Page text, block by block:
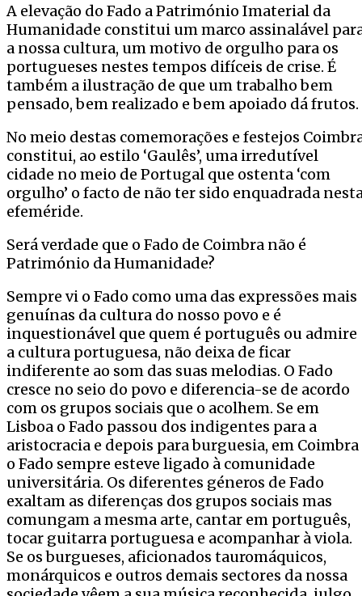
A elevação do Fado a Património Imaterial da
Humanidade constitui um marco assinalável
a nossa cultura, um motivo de orgulho para os
portugueses nestes tempos difíceis de crise. É
também a ilustração de que um trabalho bem
pensado, bem realizado e bem apoiado dá frutos.
No meio destas comemorações e festejos
constitui, ao estilo ‘Gaulês’, uma irredutível
cidade no meio de Portugal que ostenta ‘com
orgulho’ o facto de não ter sido enquadrada
efeméride.
Será verdade que o Fado de Coimbra não é
Património da Humanidade?
Sempre vi o Fado como uma das expressões mais
genuínas da cultura do nosso povo e é
inquestionável que quem é português ou admire
a cultura portuguesa, não deixa de ficar
indiferente ao som das suas melodias. O Fado
cresce no seio do povo e diferencia-se de acordo
com os grupos sociais que o acolhem. Se em
Lisboa o Fado passou dos indigentes para a
aristocracia e depois para burguesia, em Coimbra
o Fado sempre esteve ligado à comunidade
universitária. Os diferentes géneros de Fado
exaltam as diferenças dos grupos sociais mas
comungam a mesma arte, cantar em português,
tocar guitarra portuguesa e acompanhar à viola.
Se os burgueses, aficionados tauromáquicos,
monárquicos e outros demais sectores da nossa